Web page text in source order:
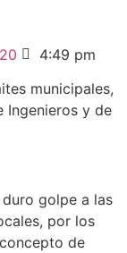
4:49 pm
municipales,
Ingenieros y de
golpe a las
por los
de